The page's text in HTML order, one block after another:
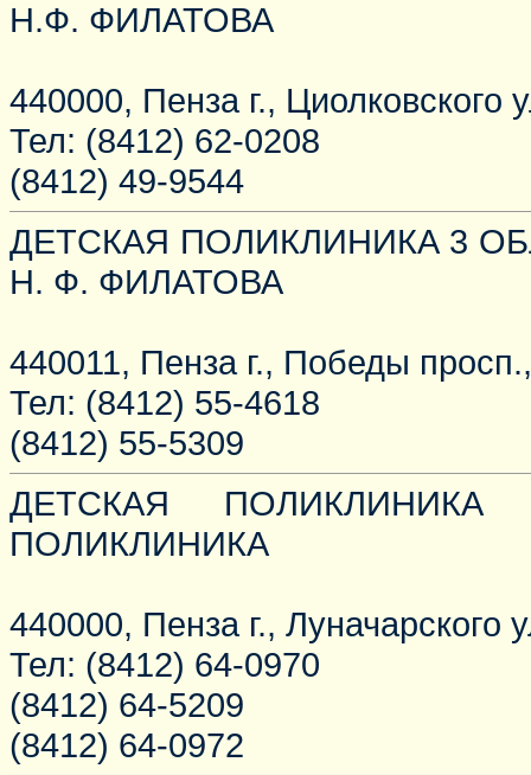
Н.Ф. ФИЛАТОВА
440000, Пенза г., Циолковского
Тел: (8412) 62-0208
(8412) 49-9544
ДЕТСКАЯ ПОЛИКЛИНИКА 3
Н. Ф. ФИЛАТОВА
440011, Пенза г., Победы
Тел: (8412) 55-4618
(8412) 55-5309
ДЕТСКАЯ ПОЛИКЛИНИКА
ПОЛИКЛИНИКА
440000, Пенза г., Луначарского
Тел: (8412) 64-0970
(8412) 64-5209
(8412) 64-0972